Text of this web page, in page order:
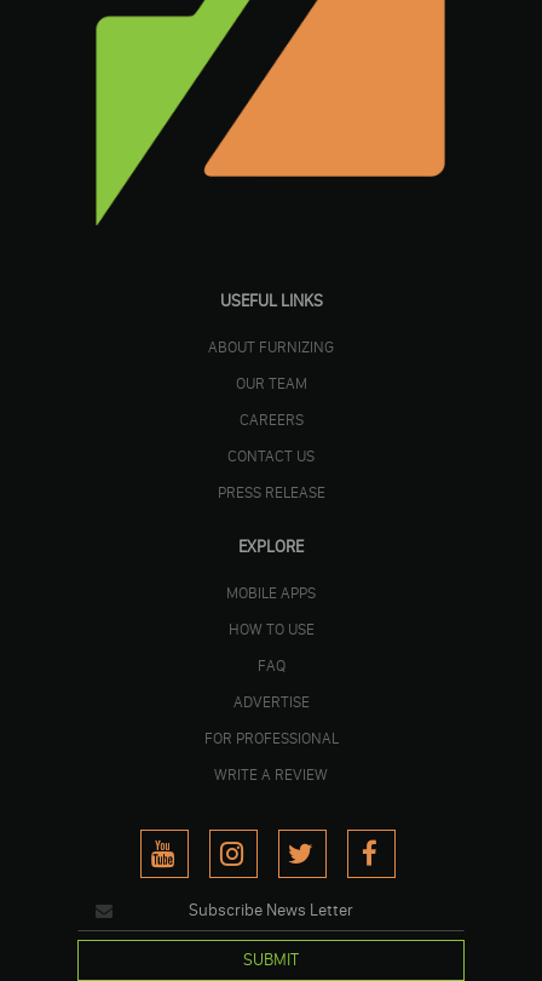
USEFUL LINKS
ABOUT FURNIZING
OUR TEAM
CAREERS
CONTACT US
PRESS RELEASE
EXPLORE
MOBILE APPS
HOW TO USE
FAQ
ADVERTISE
FOR PROFESSIONAL
WRITE A REVIEW
SUBMIT